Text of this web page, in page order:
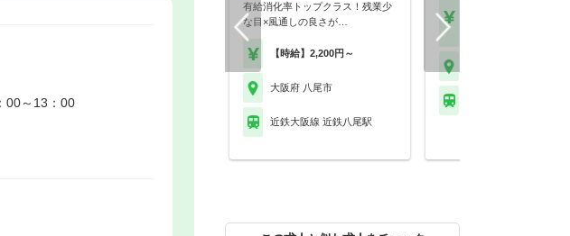
00～13：00
有給消化率トップクラス！残業少
な目×風通しの良さが…
【時給】2,200円～
大阪府 八尾市
近鉄大阪線 近鉄八尾駅